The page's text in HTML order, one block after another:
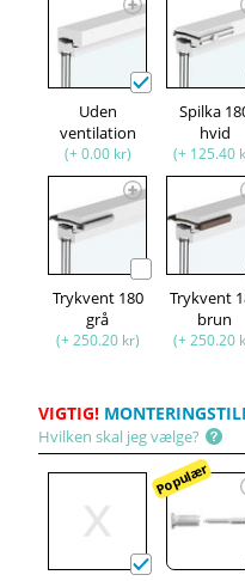
Uden
ventilation
(+ 0.00 kr)
Spilka
hvid
(+ 125.40
Trykvent 180
grå
(+ 250.20 kr)
Trykvent
brun
(+ 250.20
VIGTIG!
Hvilken skal jeg vælge?
Populær